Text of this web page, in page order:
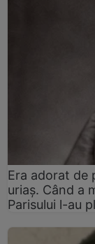
Era adorat de
uriaș. Când a
Parisului l-au